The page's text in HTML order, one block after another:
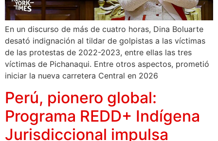
En un discurso de más de cuatro horas, Dina Boluarte
desató indignación al tildar de golpistas a las víctimas
de las protestas de 2022-2023, entre ellas las tres
víctimas de Pichanaqui. Entre otros aspectos, prometió
iniciar la nueva carretera Central en 2026
Perú, pionero global:
Programa REDD+ Indígena
Jurisdiccional impulsa